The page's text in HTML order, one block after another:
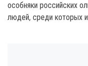
особняки российских
людей, среди которых